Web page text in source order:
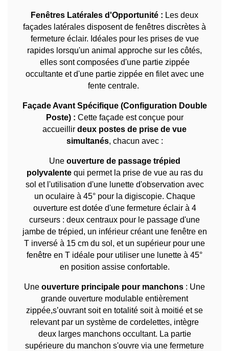
Fenêtres Latérales d'Opportunité : Les deux
façades latérales disposent de fenêtres discrètes à
fermeture éclair. Idéales pour les prises de vue
rapides lorsqu'un animal approche sur les côtés,
elles sont composées d'une partie zippée
occultante et d'une partie zippée en filet avec une
fente centrale.
Façade Avant Spécifique (Configuration Double
Poste) : Cette façade est conçue pour
accueillir deux postes de prise de vue
simultanés, chacun avec :
Une ouverture de passage trépied
polyvalentequi permet la prise de vue au ras du
sol et l'utilisation d'une lunette d'observation avec
un oculaire à 45° pour la digiscopie. Chaque
ouverture est dotée d'une fermeture éclair à 4
curseurs : deux centraux pour le passage d'une
jambe de trépied, un inférieur créant une fenêtre en
T inversé à 15 cm du sol, et un supérieur pour une
fenêtre en T idéale pour utiliser une lunette à 45°
en position assise confortable.
Une ouverture principale pour manchons : Une
grande ouverture modulable entièrement
zippée,s’ouvrant soit en totalité soit à moitié et se
relevant par un système de cordelettes, intègre
deux larges manchons occultant. La partie
supérieure du manchon s'ouvre via une fermeture